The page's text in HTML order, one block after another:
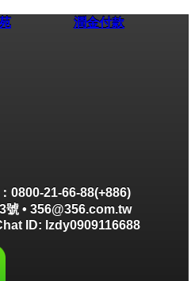
潤金付款
0800-21-66-88(+886)
號 • 356@356.com.tw
ID: lzdy0909116688